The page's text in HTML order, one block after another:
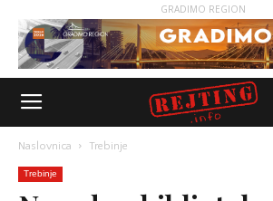
GRADIMO REGION
Naslovnica Trebinje
Trebinje